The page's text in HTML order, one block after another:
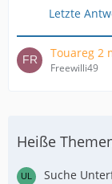
g
e
e
t
r
ä
Letzte
Touareg 2
Freewilli49
Heiße
Suche